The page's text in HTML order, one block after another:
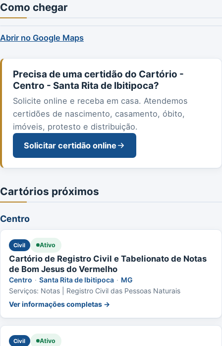
Como chegar
Abrir no Google Maps
Precisa de uma certidão do Cartório -
Centro - Santa Rita de Ibitipoca?
Solicite online e receba em casa. Atendemos
certidões de nascimento, casamento, óbito,
imóveis, protesto e distribuição.
Solicitar certidão online
Cartórios próximos
Centro
Civil Ativo
Cartório de Registro Civil e Tabelionato de Notas
de Bom Jesus do Vermelho
Centro · Santa Rita de Ibitipoca · MG
Serviços: Notas | Registro Civil das Pessoas Naturais
Ver informações completas →
Civil Ativo